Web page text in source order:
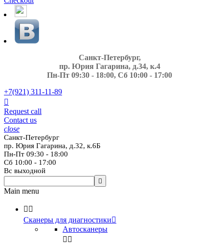
Санкт-Петербург,
пр. Юрия Гагарина, д.34, к.4
Пн-Пт 09:30 - 18:00, Сб 10:00 - 17:00
+7(921) 311-11-89

Request call
Contact us
close
Санкт-Петербург
пр. Юрия Гагарина, д.32, к.6Б
Пн-Пт 09:30 - 18:00
Сб 10:00 - 17:00
Вс выходной

Main menu
 
Сканеры для диагностики
Автосканеры
 